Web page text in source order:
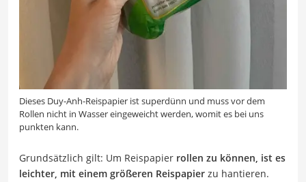
Dieses Duy-Anh-Reispapier ist superdünn und muss vor dem
Rollen nicht in Wasser eingeweicht werden, womit es bei uns
punkten kann.
Grundsätzlich gilt: Um Reispapier rollen zu können, ist es
leichter, mit einem größeren Reispapier zu hantieren.